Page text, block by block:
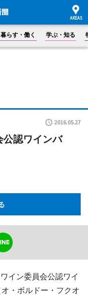
暮らす・働く 学ぶ・知る
2016.05.27
公認ワインバ
イン委員会公認ワイ
・ボルドー・フクオ